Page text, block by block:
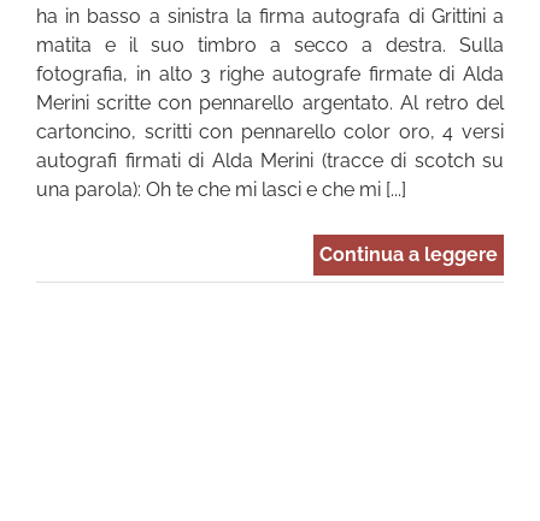
ha in basso a sinistra la firma autografa di Grittini a
matita e il suo timbro a secco a destra. Sulla
fotografia, in alto 3 righe autografe firmate di Alda
Merini scritte con pennarello argentato. Al retro del
cartoncino, scritti con pennarello color oro, 4 versi
autografi firmati di Alda Merini (tracce di scotch su
una parola): Oh te che mi lasci e che mi [...]
Continua a leggere